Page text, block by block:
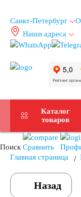
Санкт-Петербург О
Наши адреса
Каталог
товаров
Поиск Сравнить
Главная страница
Назад